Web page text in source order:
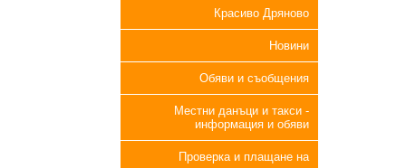
Красиво Дряново
Новини
Обяви и съобщения
Местни данъци и такси -
информация и обяви
Проверка и плащане на